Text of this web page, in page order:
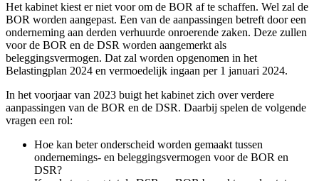
Het kabinet kiest er niet voor om de BOR af te schaffen. Wel zal de
BOR worden aangepast. Een van de aanpassingen betreft door een
onderneming aan derden verhuurde onroerende zaken. Deze zullen
voor de BOR en de DSR worden aangemerkt als
beleggingsvermogen. Dat zal worden opgenomen in het
Belastingplan 2024 en vermoedelijk ingaan per 1 januari 2024.
In het voorjaar van 2023 buigt het kabinet zich over verdere
aanpassingen van de BOR en de DSR. Daarbij spelen de volgende
vragen een rol:
Hoe kan beter onderscheid worden gemaakt tussen
ondernemings- en beleggingsvermogen voor de BOR en
DSR?